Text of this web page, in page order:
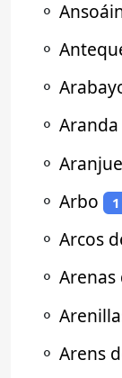
⚬
⚬
⚬
⚬
⚬
⚬ Arbo 1
⚬ Arcos
⚬ Arenas
⚬
⚬ Arens